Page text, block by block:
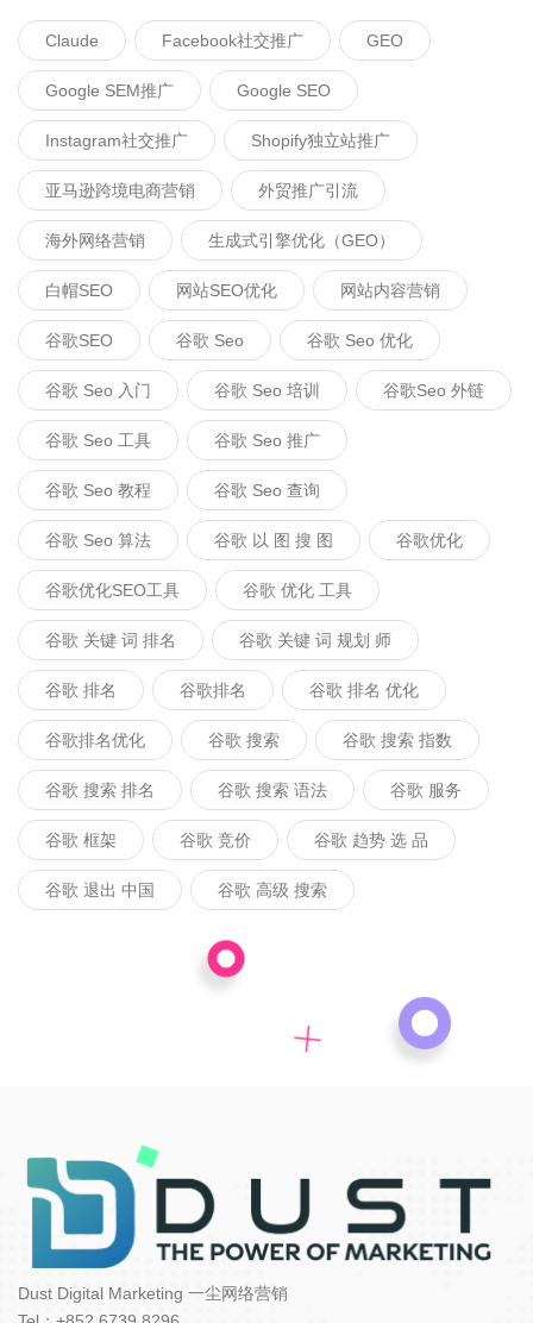
Claude Facebook社交推广 GEO
Google SEM推广 Google SEO
Instagram社交推广 Shopify独立站推广
亚马逊跨境电商营销 外贸推广引流
海外网络营销 生成式引擎优化（GEO）
白帽SEO 网站SEO优化 网站内容营销
谷歌SEO 谷歌 Seo 谷歌 Seo 优化
谷歌 Seo 入门 谷歌 Seo 培训 谷歌seo 外链
谷歌 Seo 工具 谷歌 Seo 推广
谷歌 Seo 教程 谷歌 Seo 查询
谷歌 Seo 算法 谷歌 以 图 搜 图 谷歌优化
谷歌优化SEO工具 谷歌 优化 工具
谷歌 关键 词 排名 谷歌 关键 词 规划 师
谷歌 排名 谷歌排名 谷歌 排名 优化
谷歌排名优化 谷歌 搜索 谷歌 搜索 指数
谷歌 搜索 排名 谷歌 搜索 语法 谷歌 服务
谷歌 框架 谷歌 竞价 谷歌 趋势 选 品
谷歌 退出 中国 谷歌 高级 搜索
Dust Digital Marketing 一尘网络营销